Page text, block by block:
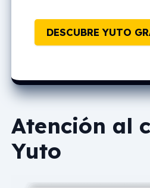
DESCUBRE YUTO
Atención al
Yuto